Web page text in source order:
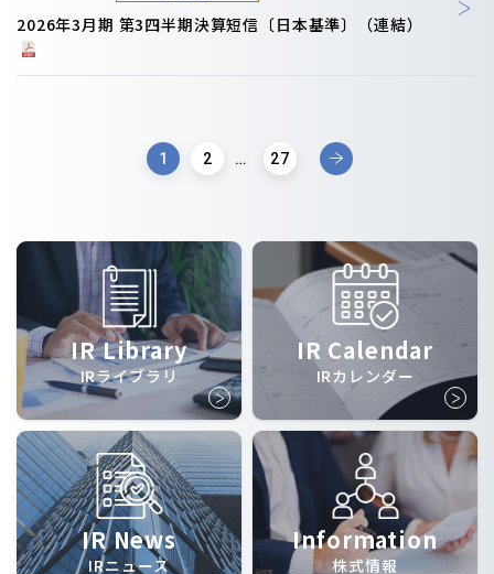
2026年3月期 第3四半期決算短信〔日本基準〕（連結）
1 2 … 27
IR Library
IRライブラリ
IR Calendar
IRカレンダー
IR News
IRニュース
Information
株式情報